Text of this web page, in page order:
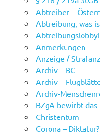
Abtreiber –
Abtreibung, was
Anmerkungen
Anzeige /
Archiv – BC
Archiv –
Archiv-
BZgA bewirbt das
Christentum
Corona – Diktatur?